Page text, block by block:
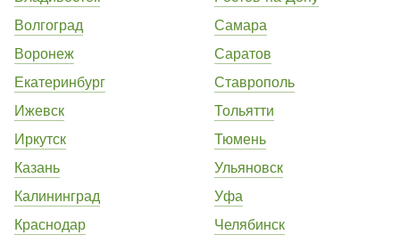
Волгоград
Воронеж
Екатеринбург
Ижевск
Иркутск
Казань
Калининград
Краснодар
Самара
Саратов
Ставрополь
Тольятти
Тюмень
Ульяновск
Уфа
Челябинск